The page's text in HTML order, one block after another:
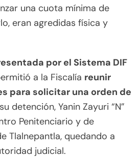
una cuota mínima de
eran agredidas física y
por el Sistema DIF
a la Fiscalía reunir
para solicitar una orden de
detención, Yanin Zayuri “N”
Penitenciario y de
Tlalnepantla, quedando a
judicial.